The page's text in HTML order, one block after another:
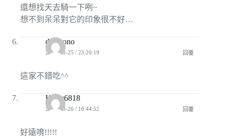
還想找天去騎一下咧~
想不到呆呆對它的印象很不好…
daemono
2010-03-25 / 23:20:19 回覆
這家不錯吃^^
Kerry6818
2010-03-26 / 16:44:52 回覆
好遠唷!!!!!